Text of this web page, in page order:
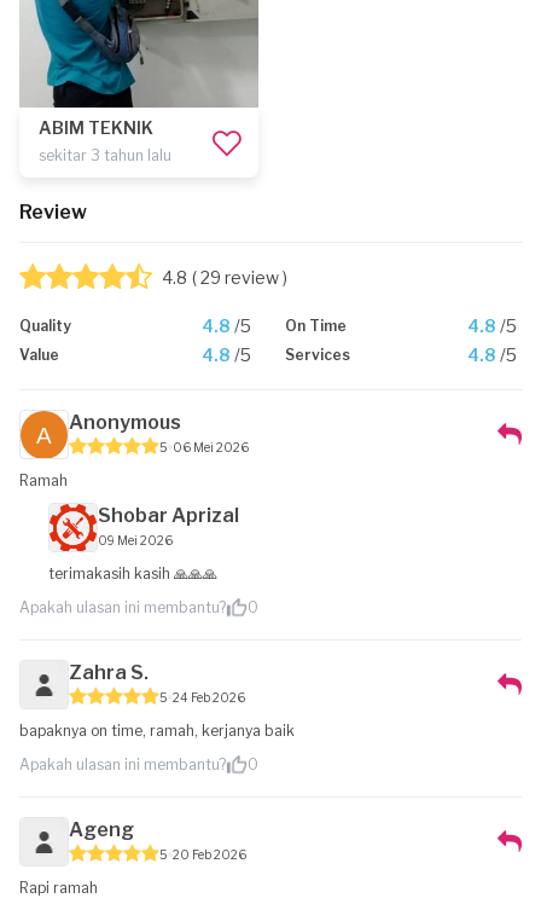
ABIM TEKNIK
sekitar 3 tahun lalu
Review
4.8 ( 29 review )
Quality 4.8 /5 On Time 4.8 /5
Value 4.8 /5 Services 4.8 /5
Anonymous
5 06 Mei 2026
Ramah
Shobar Aprizal
09 Mei 2026
terimakasih kasih 🙏🙏🙏
Apakah ulasan ini membantu?
0
Zahra S.
5 24 Feb 2026
bapaknya on time, ramah, kerjanya baik
Apakah ulasan ini membantu?
0
Ageng
5 20 Feb 2026
Rapi ramah